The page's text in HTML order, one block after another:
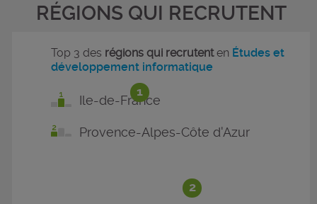
RÉGIONS QUI RECRUTENT
1
2
Top 3 des régions qui recrutenten Études et
développement informatique
Ile-de-France
Provence-Alpes-Côte d'Azur